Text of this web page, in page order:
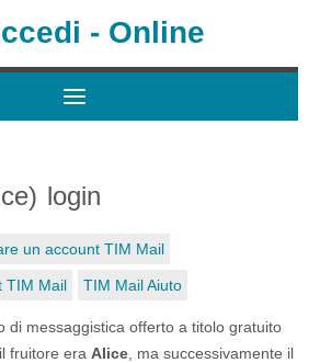
- Online
login
un account TIM Mail
TIM Mail TIM Mail Aiuto
di messaggistica offerto a titolo gratuito
fruitore era Alice , ma successivamente il